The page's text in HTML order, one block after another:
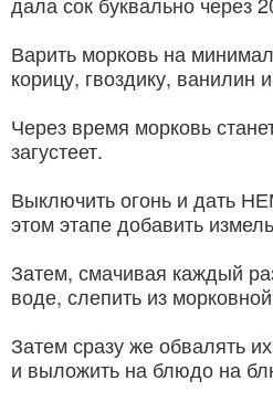
Варить морковь на
корицу, гвоздику, ванилин
Через время морковь
загустеет.
Выключить огонь и дать
этом этапе добавить
Затем, смачивая каждый
воде, слепить из
Затем сразу же обвалять
и выложить на блюдо на